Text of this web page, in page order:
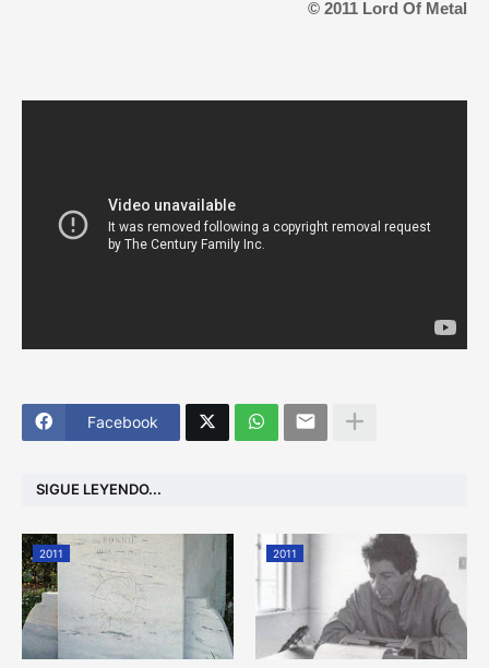
© 2011 Lord Of Metal
Facebook
SIGUE LEYENDO...
2011 2011